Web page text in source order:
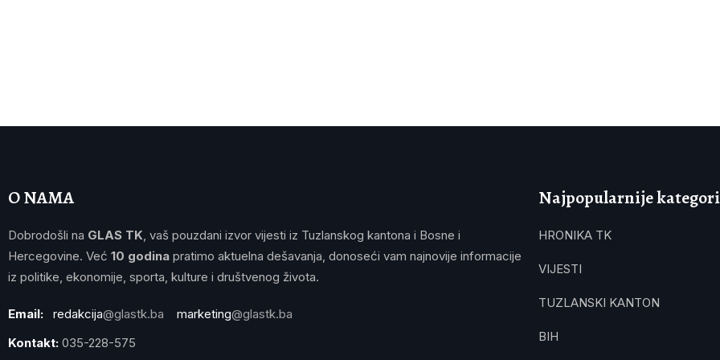
O NAMA
Dobrodošli na GLAS TK, vaš pouzdani izvor vijesti iz Tuzlanskog kantona i Bosne i
Hercegovine. Već 10 godina pratimo aktuelna dešavanja, donoseći vam najnovije informacije
iz politike, ekonomije, sporta, kulture i društvenog života.
Email: redakcija@glastk.ba marketing@glastk.ba
Kontakt: 035-228-575
Najpopularnije
HRONIKA TK
VIJESTI
TUZLANSKI KANTON
BIH